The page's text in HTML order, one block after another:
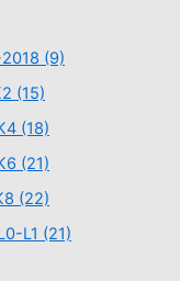
(9)
(15)
(18)
(21)
(22)
L1 (21)